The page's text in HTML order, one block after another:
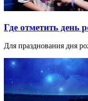
Где отметить день
Для празднования дня